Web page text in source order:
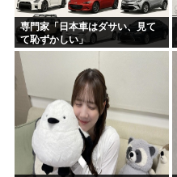
専門家「日本車はダサい、見て
て恥ずかしい」